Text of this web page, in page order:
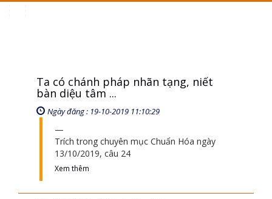
Ta có chánh pháp nhãn tạng, niết
bàn diệu tâm ...
Ngày đăng : 19-10-2019 11:10:29
Trích trong chuyên mục Chuẩn Hóa ngày
13/10/2019, câu 24
Xem thêm